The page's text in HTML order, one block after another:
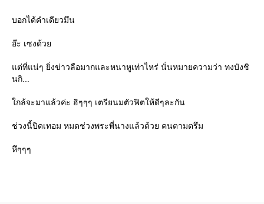
บอกได้คำเดียวมึน
อ๊ะ เซงด้วย
แต่ที่แน่ๆ ยิ่งข่าวลือมากและหนาหูเท่าไหร่ นั่นหมายความว่า ทงบังชิ
นกิ...
ใกล้จะมาแล้วค่ะ ฮิๆๆๆ เตรียนมตัวฟิตให้ดีๆละกัน
ช่วงนี้ปิดเทอม หมดช่วงพระพี่นางแล้วด้วย คนตามตรึม
หึๆๆๆ